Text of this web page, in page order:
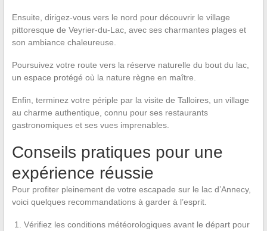
Ensuite, dirigez-vous vers le nord pour découvrir le village
pittoresque de Veyrier-du-Lac, avec ses charmantes plages et
son ambiance chaleureuse.
Poursuivez votre route vers la réserve naturelle du bout du lac,
un espace protégé où la nature règne en maître.
Enfin, terminez votre périple par la visite de Talloires, un village
au charme authentique, connu pour ses restaurants
gastronomiques et ses vues imprenables.
Conseils pratiques pour une
expérience réussie
Pour profiter pleinement de votre escapade sur le lac d’Annecy,
voici quelques recommandations à garder à l’esprit.
Vérifiez les conditions météorologiques avant le départ pour